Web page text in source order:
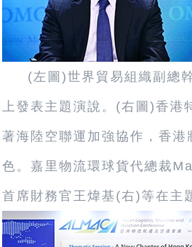
(左圖)世界貿易組織副總
上發表主題演說。(右圖)香港
著海陸空聯運加強協作，香
色。嘉里物流環球貨代總裁
首席財務官王煒基(右)等在主